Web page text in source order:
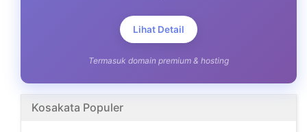
Lihat Detail
Termasuk domain premium & hosting
Kosakata Populer